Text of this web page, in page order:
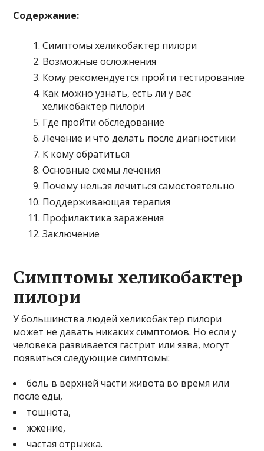
Содержание:
Симптомы хеликобактер пилори
Возможные осложнения
Кому рекомендуется пройти тестирование
Как можно узнать, есть ли у вас
хеликобактер пилори
Где пройти обследование
Лечение и что делать после диагностики
К кому обратиться
Основные схемы лечения
Почему нельзя лечиться самостоятельно
Поддерживающая терапия
Профилактика заражения
Заключение
Симптомы хеликобактер
пилори
У большинства людей хеликобактер пилори
может не давать никаких симптомов. Но если у
человека развивается гастрит или язва, могут
появиться следующие симптомы:
боль в верхней части живота во время или
после еды,
тошнота,
жжение,
частая отрыжка.